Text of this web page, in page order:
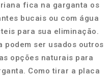
fica na garganta os
bucais ou com água
para sua eliminação.
podem ser usados outros
opções naturais para
Como tirar a placa